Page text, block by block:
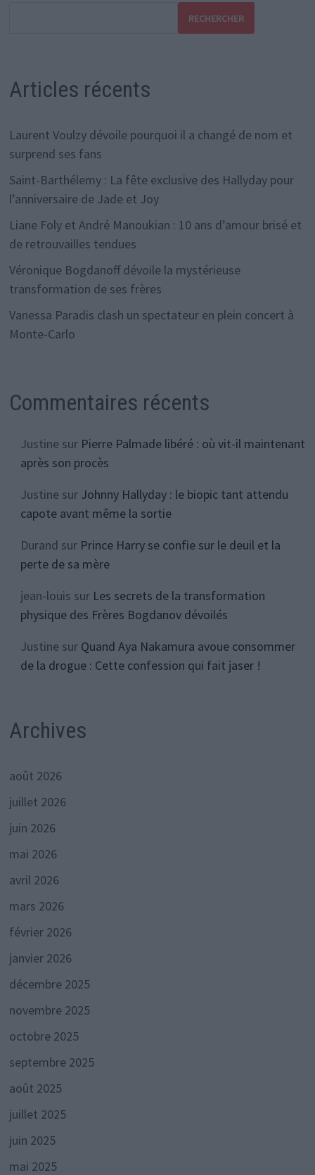
RECHERCHER
Articles récents
Laurent Voulzy dévoile pourquoi il a changé de nom et
surprend ses fans
Saint-Barthélemy : La fête exclusive des Hallyday pour
l’anniversaire de Jade et Joy
Liane Foly et André Manoukian : 10 ans d’amour brisé et
de retrouvailles tendues
Véronique Bogdanoff dévoile la mystérieuse
transformation de ses frères
Vanessa Paradis clash un spectateur en plein concert à
Monte-Carlo
Commentaires récents
Justinesur Pierre Palmade libéré : où vit-il maintenant
après son procès
Justinesur Johnny Hallyday : le biopic tant attendu
capote avant même la sortie
Durand sur Prince Harry se confie sur le deuil et la
perte de sa mère
jean-louis sur Les secrets de la transformation
physique des Frères Bogdanov dévoilés
Justinesur Quand Aya Nakamura avoue consommer
de la drogue : Cette confession qui fait jaser !
Archives
août 2026
juillet 2026
juin 2026
mai 2026
avril 2026
mars 2026
février 2026
janvier 2026
décembre 2025
novembre 2025
octobre 2025
septembre 2025
août 2025
juillet 2025
juin 2025
mai 2025